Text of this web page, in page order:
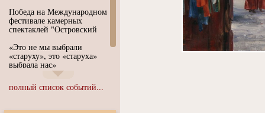
Победа на Международном
фестивале камерных
спектаклей "Островский
«Это не мы выбрали
«старуху», это «старуха»
выбрала нас»
Иммерсивный спектакль
"Язык чистого полета
полный список событий...